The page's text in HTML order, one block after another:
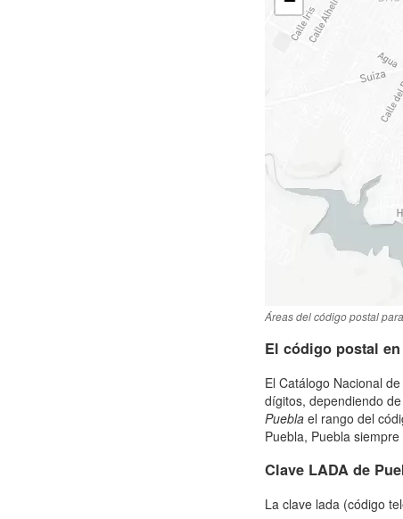
Áreas del código postal
El código postal
El Catálogo Nacional
dígitos, dependiendo
Puebla el rango del
Puebla, Puebla
Clave LADA de
La clave lada (código